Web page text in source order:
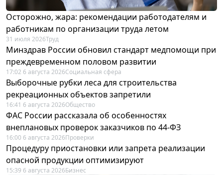
Осторожно, жара: рекомендации работодателям и
работникам по организации труда летом
31 июля 2026Труд
Минздрав России обновил стандарт медпомощи при
преждевременном половом развитии
17:02 6 августа 2026Социальная сфера
Выборочные рубки леса для строительства
рекреационных объектов запретили
16:41 6 августа 2026Общество
ФАС России рассказала об особенностях
внеплановых проверок заказчиков по 44-ФЗ
16:00 6 августа 2026Проверки
Процедуру приостановки или запрета реализации
опасной продукции оптимизируют
15:39 6 августа 2026Бизнес